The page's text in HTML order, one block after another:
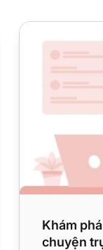
Bên ngoài
Khám phá 12
Khám
chuyện